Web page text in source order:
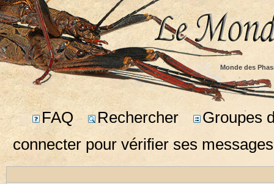
Monde des
FAQ Rechercher
Groupes
connecter pour vérifier ses